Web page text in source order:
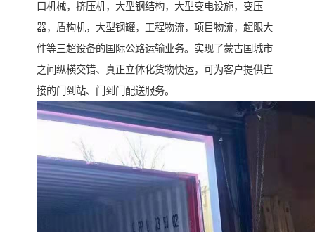
口机械，挤压机，大型钢结构，大型变电设施，变压
器，盾构机，大型钢罐，工程物流，项目物流，超限大
件等三超设备的国际公路运输业务。实现了蒙古国城市
之间纵横交错、真正立体化货物快运，可为客户提供直
接的门到站、门到门配送服务。